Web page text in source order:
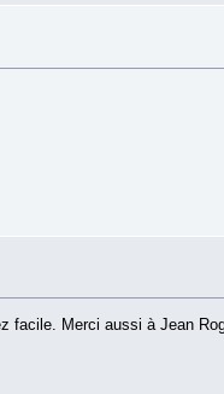
facile. Merci aussi à Jean